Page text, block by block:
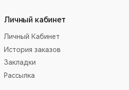
Личный кабинет
Личный Кабинет
История заказов
Закладки
Рассылка